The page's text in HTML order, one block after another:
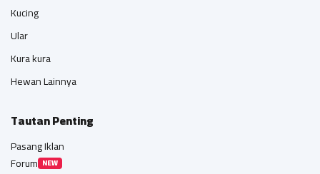
Kucing
Ular
Kura kura
Hewan Lainnya
Tautan Penting
Pasang Iklan
Forum NEW